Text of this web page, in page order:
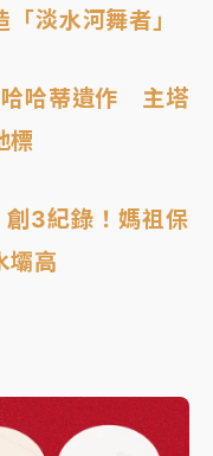
淡水河舞者」
哈哈蒂遺作 主塔
標
3紀錄！媽祖保
壩高